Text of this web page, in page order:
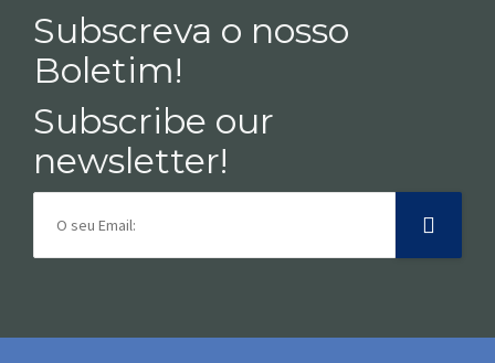
Subscreva o nosso
Boletim!
Subscribe our
newsletter!